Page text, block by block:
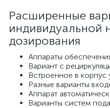
Расширенные
индивидуальной
дозирования
Аппараты
Вариант с
Встроенное в корпус
Разные варианты
Аппарат
Варианты систем